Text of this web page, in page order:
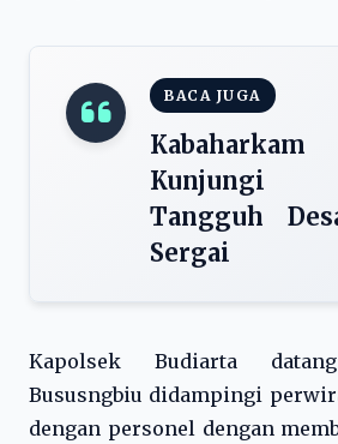
BACA JUGA
Kunjungi
Tangguh
Sergai
Kapolsek Budiarta
Bususngbiu didampingi
dengan personel dengan